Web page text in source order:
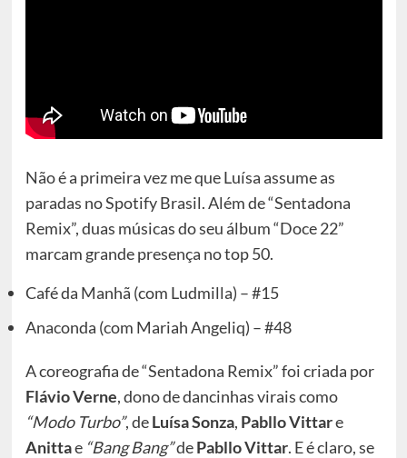
Não é a primeira vez me que Luísa assume as
paradas no Spotify Brasil. Além de “Sentadona
Remix”, duas músicas do seu álbum “Doce 22”
marcam grande presença no top 50.
Café da Manhã (com Ludmilla) – #15
Anaconda (com Mariah Angeliq) – #48
A coreografia de “Sentadona Remix” foi criada por
Flávio Verne, dono de dancinhas virais como
“Modo Turbo”, deLuísa Sonza, Pabllo Vittare
Anittae “Bang Bang”dePabllo Vittar. E é claro, se